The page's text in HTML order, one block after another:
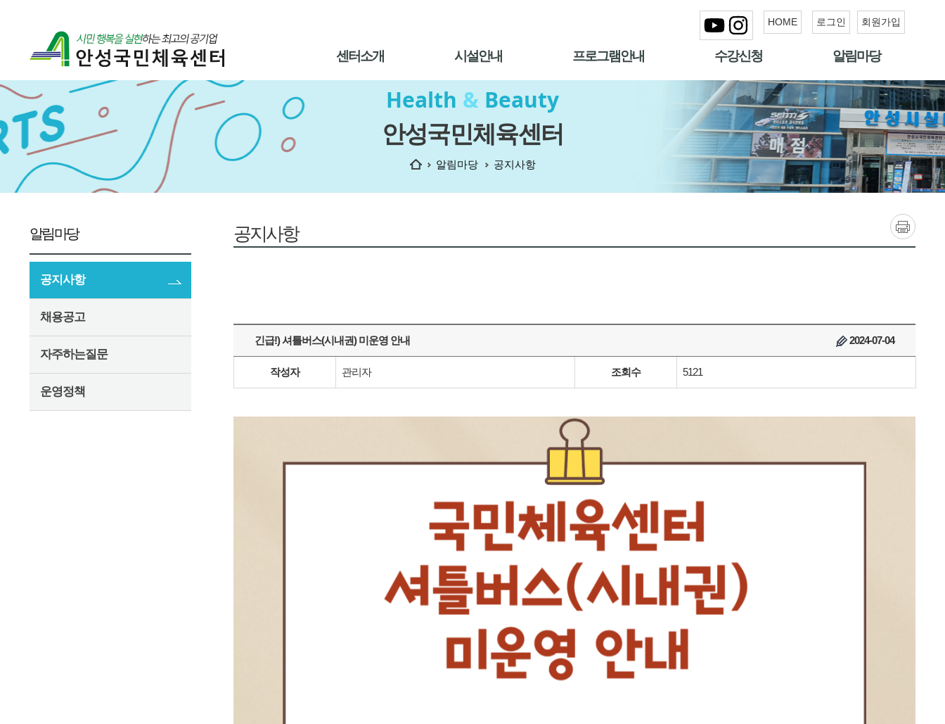
회원가입
로그인
HOME
센터소개 시설안내 프로그램안내 수강신청 알림마당
Health & Beauty
안성국민체육센터
홈 알림마당 공지사항
알림마당
공지사항
채용공고
자주하는질문
운영정책
공지사항 인쇄
긴급!) 셔틀버스(시내권) 미운영 안내 2024-07-04
작성자 관리자 조회수 5121